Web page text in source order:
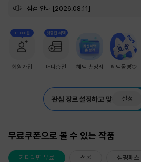
점검 안내 [2026.08.11]
+1,000원
회원가입
첫충전 혜택
머니충전 혜택 총정리 혜택몰빵💘
관심 장르 설정하고 맞춤 추천 받
설정
무료쿠폰으로 볼 수 있는 작품
기다리면 무료 선물 점핑패스